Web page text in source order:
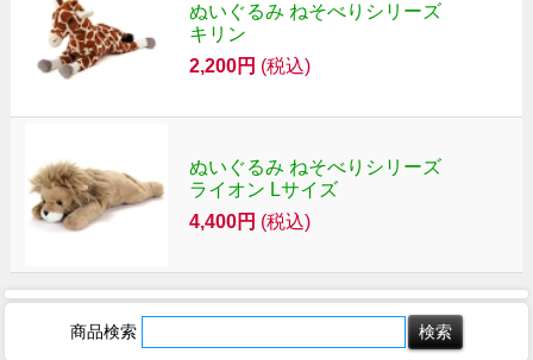
ぬいぐるみ ねそべりシリーズ
キリン
2,200円 (税込)
ぬいぐるみ ねそべりシリーズ
ライオン Lサイズ
4,400円 (税込)
商品検索